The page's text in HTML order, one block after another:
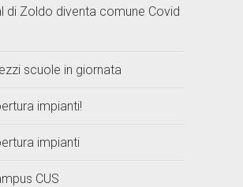
di Zoldo diventa comune Covid
scuole in giornata
impianti!
impianti
CUS